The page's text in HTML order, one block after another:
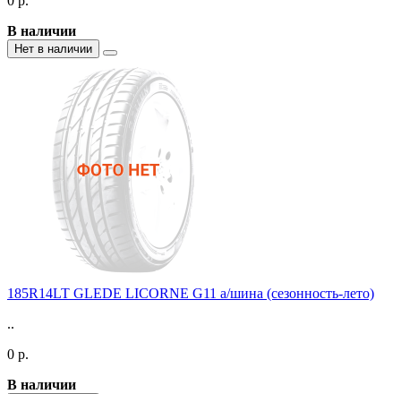
В наличии
Нет в наличии
185R14LT GLEDE LICORNE G11 а/шина (сезонность-лето)
..
0 р.
В наличии